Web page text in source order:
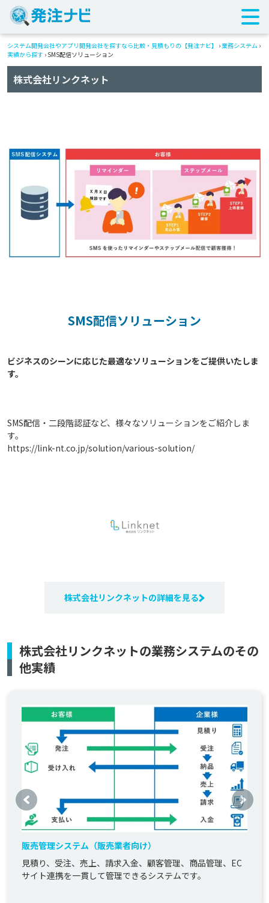
システム開発会社やアプリ開発会社を探すなら比較・見積もりの【発注ナビ】 › 業務システム ›
実績から探す › SMS配信ソリューション
株式会社リンクネット
SMS配信ソリューション
ビジネスのシーンに応じた最適なソリューションをご提供いたしま
す。
SMS配信・二段階認証など、様々なソリューションをご紹介しま
す。
https://link-nt.co.jp/solution/various-solution/
株式会社リンクネットの詳細を見る
株式会社リンクネットの業務システムのその
他実績
販売管理システム（販売業者向け）
見積り、受注、売上、請求入金、顧客管理、商品管理、EC
サイト連携を一貫して管理できるシステムです。